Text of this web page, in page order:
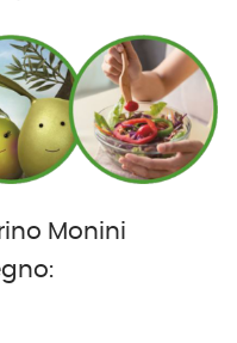
Monini